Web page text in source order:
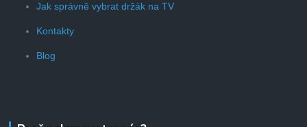
Jak správně vybrat držák na TV
Kontakty
Blog